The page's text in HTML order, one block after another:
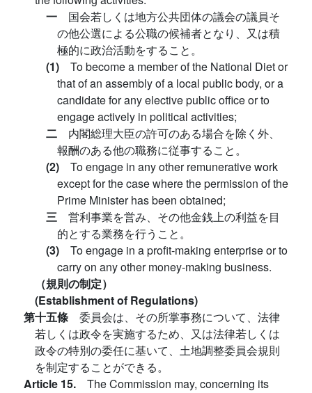
一 国会若しくは地方公共団体の議会の議員そ
の他公選による公職の候補者となり、又は積
極的に政治活動をすること。
(1) To become a member of the National Diet or
that of an assembly of a local public body, or a
candidate for any elective public office or to
engage actively in political activities;
二 内閣総理大臣の許可のある場合を除く外、
報酬のある他の職務に従事すること。
(2) To engage in any other remunerative work
except for the case where the permission of the
Prime Minister has been obtained;
三 営利事業を営み、その他金銭上の利益を目
的とする業務を行うこと。
(3) To engage in a profit-making enterprise or to
carry on any other money-making business.
（規則の制定）
(Establishment of Regulations)
第十五條 委員会は、その所掌事務について、法律
若しくは政令を実施するため、又は法律若しくは
政令の特別の委任に基いて、土地調整委員会規則
を制定することができる。
Article 15. The Commission may, concerning its